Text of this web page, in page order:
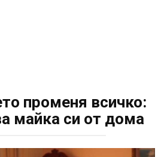
променя всичко:
майка си от дома